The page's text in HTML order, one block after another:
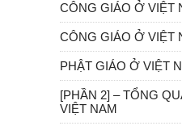
CÔNG GIÁO Ở VIỆT
CÔNG GIÁO Ở VIỆT
PHẬT GIÁO Ở VIỆT
[PHẦN 2] – TỔNG
VIỆT NAM